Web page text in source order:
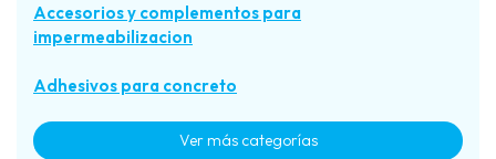
Accesorios y complementos para
impermeabilizacion
Adhesivos para concreto
Aditivos para concretoVer más categorías